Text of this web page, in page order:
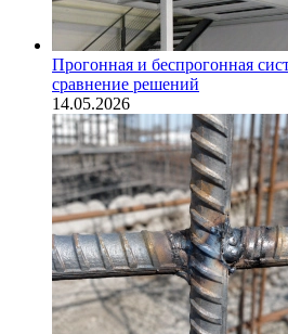
Прогонная и беспрогонная
сравнение решений
14.05.2026